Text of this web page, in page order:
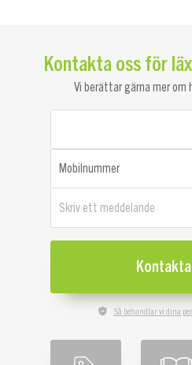
Kontakta oss för
Vi berättar gärna mer om
Mobilnummer
Skriv ett meddelande
Så behandlar vi dina